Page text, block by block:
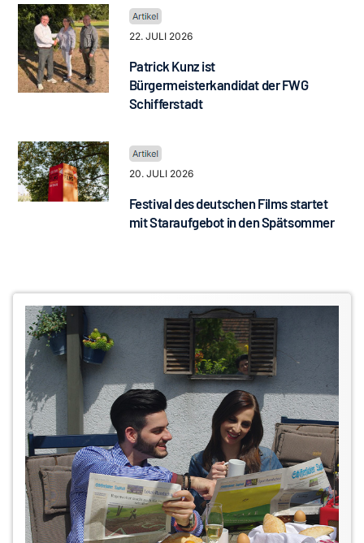
22. JULI 2026
Patrick Kunz ist
Bürgermeisterkandidat der FWG
Schifferstadt
20. JULI 2026
Festival des deutschen Films startet
mit Staraufgebot in den Spätsommer